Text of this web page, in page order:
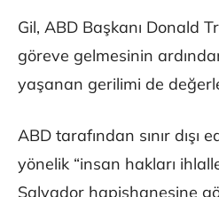
Gil, ABD Başkanı Donald
göreve gelmesinin
yaşanan gerilimi de
ABD tarafından sınır dışı
yönelik “insan hakları
Salvador hapishanesine